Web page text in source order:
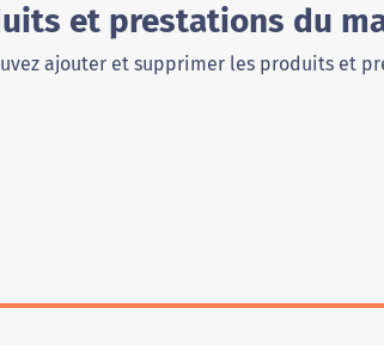
et prestations du
ajouter et supprimer les produits et